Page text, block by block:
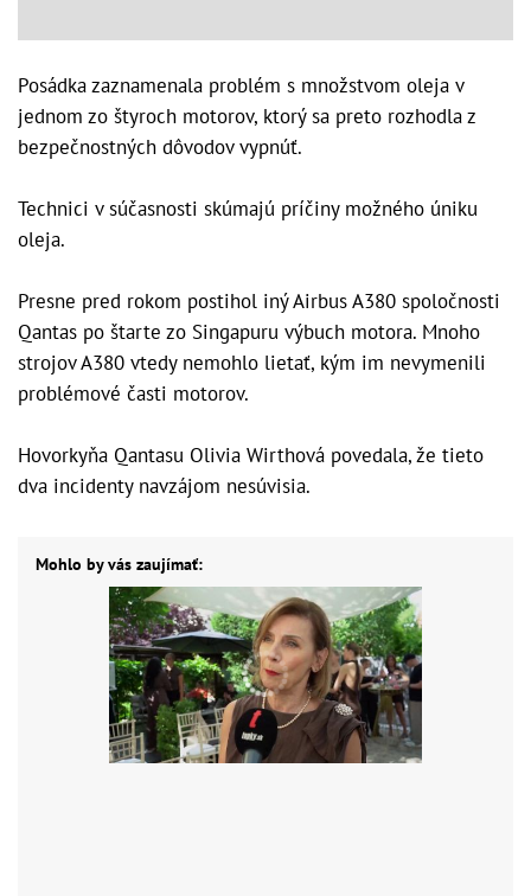
Posádka zaznamenala problém s množstvom oleja v
jednom zo štyroch motorov, ktorý sa preto rozhodla z
bezpečnostných dôvodov vypnúť.
Technici v súčasnosti skúmajú príčiny možného úniku
oleja.
Presne pred rokom postihol iný Airbus A380 spoločnosti
Qantas po štarte zo Singapuru výbuch motora. Mnoho
strojov A380 vtedy nemohlo lietať, kým im nevymenili
problémové časti motorov.
Hovorkyňa Qantasu Olivia Wirthová povedala, že tieto
dva incidenty navzájom nesúvisia.
Mohlo by vás zaujímať: